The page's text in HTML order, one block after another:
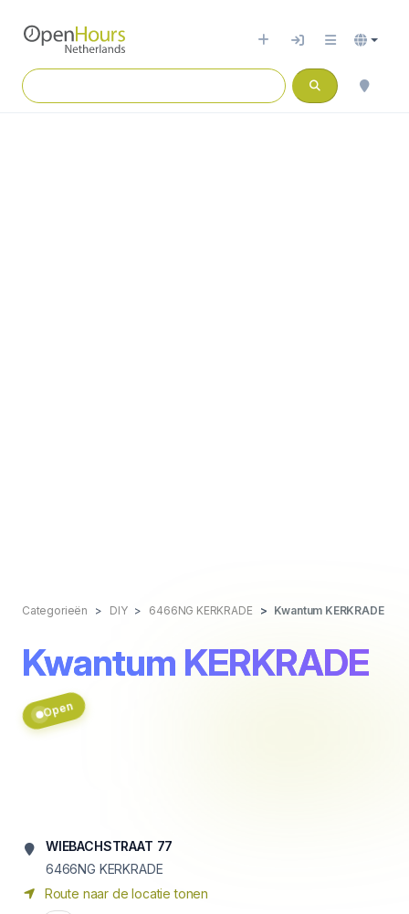
Categorieën DIY 6466NG KERKRADE Kwantum KERKRADE
Kwantum KERKRADE
Open
WIEBACHSTRAAT 77
6466NG KERKRADE
Route naar de locatie tonen